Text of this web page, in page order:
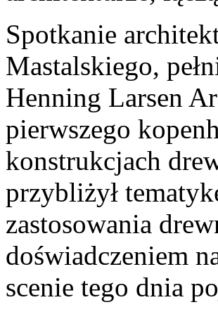
Spotkanie
Mastalskiego,
Henning Larsen
pierwszego
konstrukcjach
przybliżył
zastosowania
doświadczeniem
scenie tego dnia